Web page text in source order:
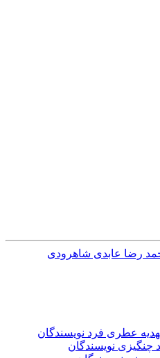
رضا عابدی شاهرودی
عطری فرد نویسندگان
چنگیزی نویسندگان